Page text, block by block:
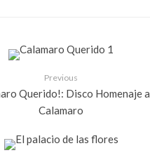
Previous
Querido!: Disco Homenaje a
Calamaro